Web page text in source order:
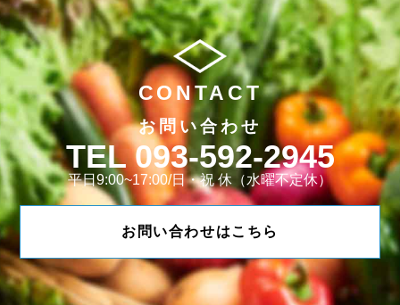
CONTACT
お問い合わせ
093-592-2945
平日9:00~17:00/日・祝 休（水曜不定休）
お問い合わせはこちら